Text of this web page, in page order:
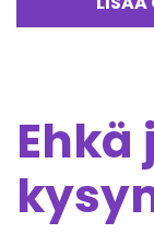
Ehkä